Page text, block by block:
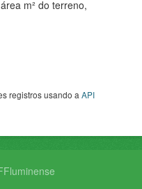
m² do terreno,
registros usando aAPI